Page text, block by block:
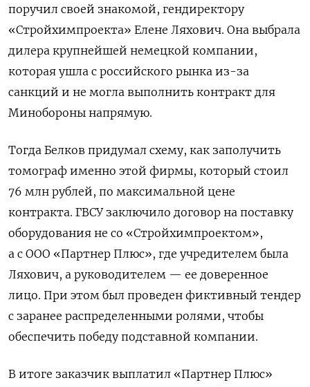
поручил своей знакомой, гендиректору
«Стройхимпроекта» Елене Ляхович. Она выбрала
дилера крупнейшей немецкой компании,
которая ушла с российского рынка из-за
санкций и не могла выполнить контракт для
Минобороны напрямую.
Тогда Белков придумал схему, как заполучить
томограф именно этой фирмы, который стоил
76 млн рублей, по максимальной цене
контракта. ГВСУ заключило договор на поставку
оборудования не со «Стройхимпроектом»,
а с ООО «Партнер Плюс», где учредителем была
Ляхович, а руководителем — ее доверенное
лицо. При этом был проведен фиктивный тендер
с заранее распределенными ролями, чтобы
обеспечить победу подставной компании.
В итоге заказчик выплатил «Партнер Плюс»